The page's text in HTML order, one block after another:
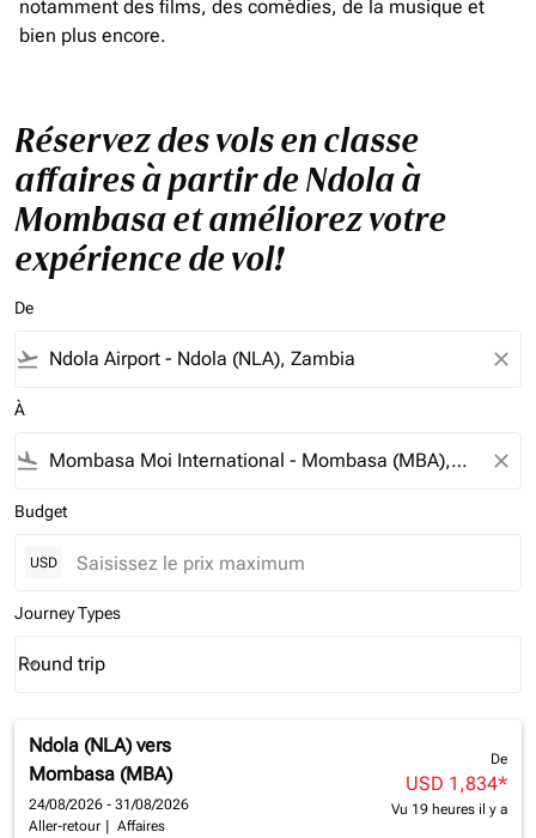
notamment des films, des comédies, de la musique et
bien plus encore.
Réservez des vols en classe
affaires à partir de Ndola à
Mombasa et améliorez votre
expérience de vol!
De
flight_takeoff close
À
flight_land close
Budget
USD
Journey Types
Journey Types option Round trip Selected
Round trip
keyboard_arrow_down
Ndola (NLA) vers
Mombasa (MBA)
24/08/2026 - 31/08/2026
Aller-retour
Affaires
De
USD 1,834*
Vu 19 heures il y a